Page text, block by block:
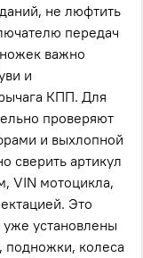
не люфтить
передач
важно
и
КПП. Для
проверяют
и выхлопной
сверить артикул
VIN мотоцикла,
Это
установлены
подножки, колеса